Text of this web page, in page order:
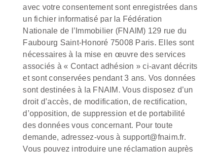
avec votre consentement sont enregistrées dans
un fichier informatisé par la Fédération
Nationale de l’Immobilier (FNAIM) 129 rue du
Faubourg Saint-Honoré 75008 Paris. Elles sont
nécessaires à la mise en œuvre des services
associés à « Contact adhésion » ci-avant décrits
et sont conservées pendant 3 ans. Vos données
sont destinées à la FNAIM. Vous disposez d’un
droit d’accès, de modification, de rectification,
d’opposition, de suppression et de portabilité
des données vous concernant. Pour toute
demande, adressez-vous à support@fnaim.fr.
Vous pouvez introduire une réclamation auprès